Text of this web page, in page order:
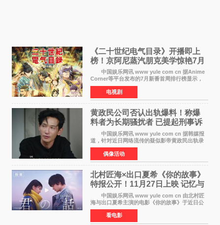
《二十世纪电气目录》开播即上
榜！京阿尼蒸汽朋克美学惊艳7月
新番季
中国娱乐网讯 www yule com cn 据Anime
Corner等平台发布的7月新番首周排行榜显示，
由京都动画制作的《二十世纪电气目录》在多个
榜单中表现亮眼，位列AniLab全球TOP10第十
名。该剧改编自结
电视剧
黄政民公司否认出轨爆料！称爆
料者为长期骚扰者 已提起刑事诉
中国娱乐网讯 www yule com cn 据韩媒报
道，针对近日网络流传的疑似影帝黄政民出轨录
音及短信爆料，黄政民所属经纪公司于今日正式
发表声明，明确否认相关传闻。 公司表示，
爆料者是一名长
偶像活动
北村匠海×出口夏希《你的故事》
特报公开！11月27日上映 记忆与
初恋的奇幻交织
中国娱乐网讯 www yule com cn 由北村匠
海与出口夏希主演的电影《你的故事》于近日公
开特报影像，正式定档11月27日上映。 本片
改编自三秋缒同名小说，编剧由曾执笔《孤独摇
滚！》的吉田惠
看电影